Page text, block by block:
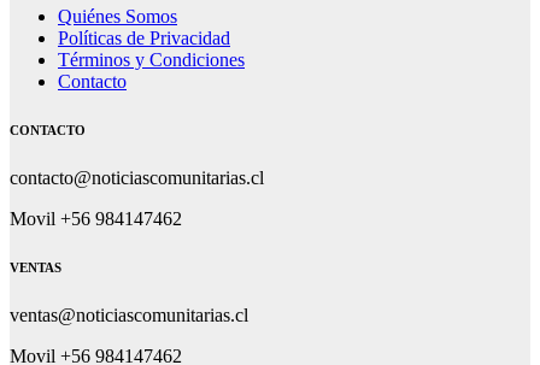
Quiénes Somos
Políticas de Privacidad
Términos y Condiciones
Contacto
CONTACTO
contacto@noticiascomunitarias.cl
Movil +56 984147462
VENTAS
ventas@noticiascomunitarias.cl
Movil +56 984147462